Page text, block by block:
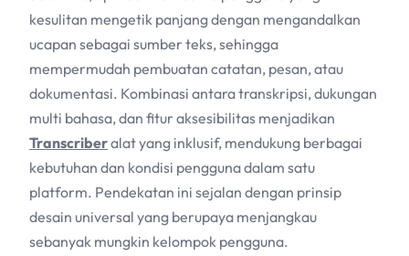
kesulitan mengetik panjang dengan mengandalkan
ucapan sebagai sumber teks, sehingga
mempermudah pembuatan catatan, pesan, atau
dokumentasi. Kombinasi antara transkripsi, dukungan
multi bahasa, dan fitur aksesibilitas menjadikan
Transcriberalat yang inklusif, mendukung berbagai
kebutuhan dan kondisi pengguna dalam satu
platform. Pendekatan ini sejalan dengan prinsip
desain universal yang berupaya menjangkau
sebanyak mungkin kelompok pengguna.